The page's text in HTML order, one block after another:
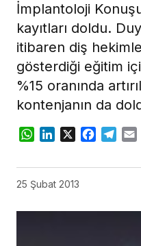
İmplantoloji
kayıtları doldu.
itibaren diş
gösterdiği eğitim
%15 oranında
kontenjanın da
WhatsApp
LinkedIn
X
25 Şubat 2013